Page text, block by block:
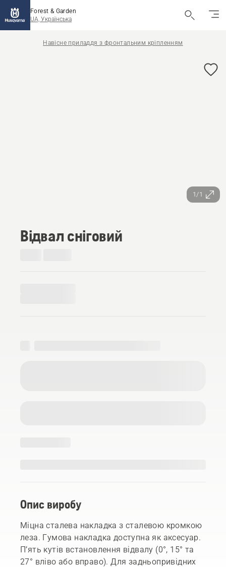
Forest & Garden
UA, Українська
Навісне приладдя з фронтальним кріпленням
1/1
Відвал сніговий
Опис виробу
Міцна сталева накладка з сталевою кромкою
леза. Гумова накладка доступна як аксесуар.
П’ять кутів встановлення відвалу (0°, 15° та
27° вліво або вправо). Для задньопривідних